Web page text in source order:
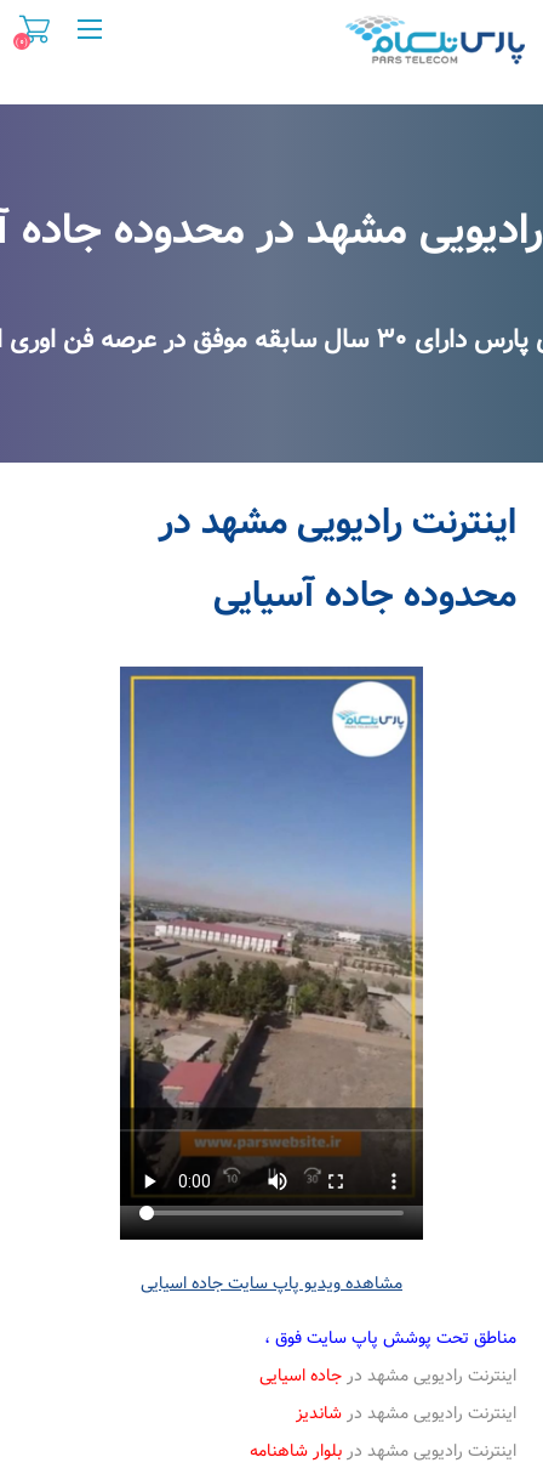
(۰)
رادیویی مشهد در محدوده
رادیویی مشهد در محدوده
عرصه فن اوری اطلاعات و اینترنت
اینترنت رادیویی مشهد در
محدوده جاده آسیایی
مشاهده ویدیو پاپ سایت جاده اسیایی
مناطق تحت پوشش پاپ سایت فوق ،
اینترنت رادیویی مشهد درجاده اسیایی
اینترنت رادیویی مشهد درشاندیز
اینترنت رادیویی مشهد دربلوار شاهنامه